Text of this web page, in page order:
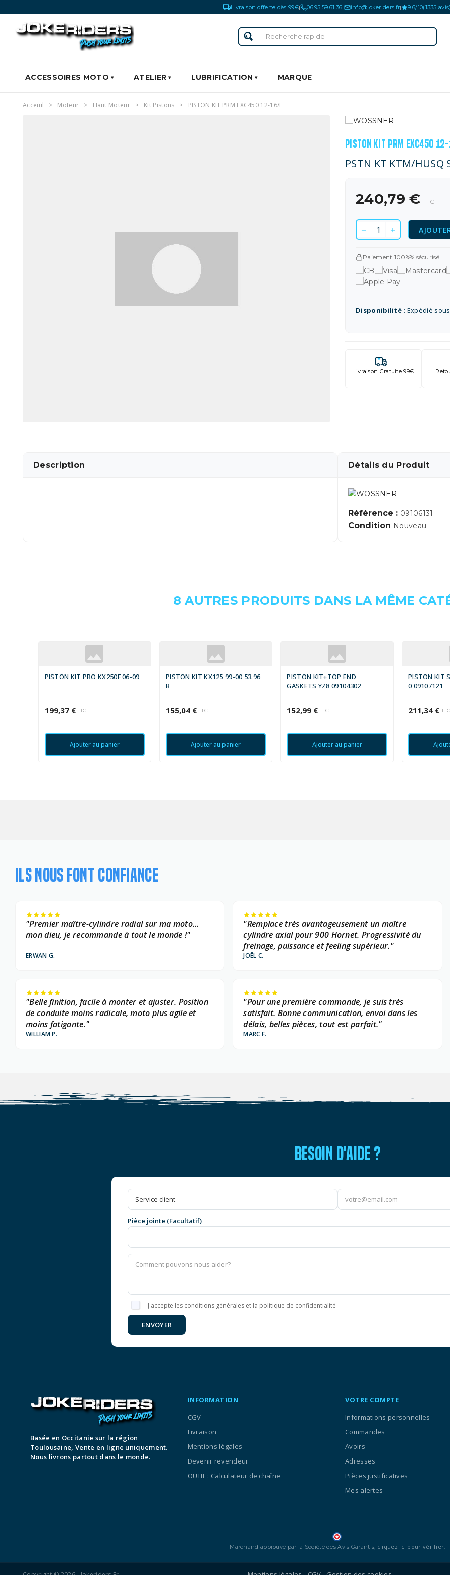
Livraison offerte dès 99€| 06.95.59.61.36| info@jokeriders.fr| 9.6/10(1335 avis)
ACCESSOIRES MOTO ATELIER LUBRIFICATION MARQUE
Acceuil Moteur Haut Moteur Kit Pistons PISTON KIT PRM EXC450 12-16/F
PISTON KIT PRM EXC450
PSTN KT KTM/HUSQ
240,79 € TTC
Paiement 100%% sécurisé
Disponibilité : Expédié
Livraison Gratuite 99€
Description Détails du Produit
Référence : 09106131
Condition Nouveau
8 AUTRES PRODUITS DANS LA MÊME
PISTON KIT PRO KX250F 06-09
199,37 € TTC
Ajouter au panier
PISTON KIT KX125 99-00 53.96
B
155,04 € TTC
Ajouter au panier
PISTON KIT+TOP END
GASKETS YZ8 09104302
152,99 € TTC
Ajouter au panier
PISTON KIT
0 09107121
211,34 € TTC
ILS NOUS FONT CONFIANCE
"Premier maître-cylindre radial sur ma moto...
mon dieu, je recommande à tout le monde !"
ERWAN G.
"Remplace très avantageusement un maître
cylindre axial pour 900 Hornet. Progressivité du
freinage, puissance et feeling supérieur."
JOËL C.
"Belle finition, facile à monter et ajuster. Position
de conduite moins radicale, moto plus agile et
moins fatigante."
WILLIAM P.
"Pour une première commande, je suis très
satisfait. Bonne communication, envoi dans les
délais, belles pièces, tout est parfait."
MARC F.
BESOIN D'AIDE ?
Pièce jointe (Facultatif)
J'accepte les conditions générales et la politique de confidentialité
ENVOYER
Basée en Occitanie sur la région
Toulousaine, Vente en ligne uniquement.
Nous livrons partout dans le monde.
INFORMATION
CGV
Livraison
Mentions légales
Devenir revendeur
OUTIL : Calculateur de chaîne
VOTRE COMPTE
Informations personnelles
Commandes
Avoirs
Adresses
Pièces justificatives
Mes alertes
Marchand approuvé par la Société des Avis Garantis, cliquez ici pour vérifier.